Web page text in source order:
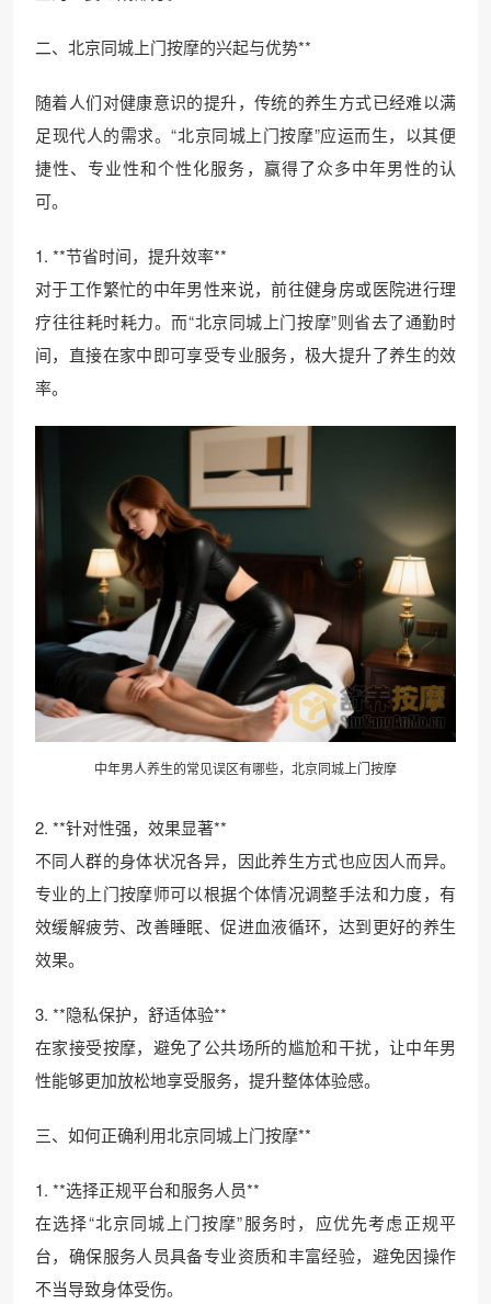
二、北京同城上门按摩的兴起与优势**
随着人们对健康意识的提升，传统的养生方式已经难以满
足现代人的需求。“北京同城上门按摩”应运而生，以其便
捷性、专业性和个性化服务，赢得了众多中年男性的认
可。
1. **节省时间，提升效率**
对于工作繁忙的中年男性来说，前往健身房或医院进行理
疗往往耗时耗力。而“北京同城上门按摩”则省去了通勤时
间，直接在家中即可享受专业服务，极大提升了养生的效
率。
中年男人养生的常见误区有哪些，北京同城上门按摩
2. **针对性强，效果显著**
不同人群的身体状况各异，因此养生方式也应因人而异。
专业的上门按摩师可以根据个体情况调整手法和力度，有
效缓解疲劳、改善睡眠、促进血液循环，达到更好的养生
效果。
3. **隐私保护，舒适体验**
在家接受按摩，避免了公共场所的尴尬和干扰，让中年男
性能够更加放松地享受服务，提升整体体验感。
三、如何正确利用北京同城上门按摩**
1. **选择正规平台和服务人员**
在选择“北京同城上门按摩”服务时，应优先考虑正规平
台，确保服务人员具备专业资质和丰富经验，避免因操作
不当导致身体受伤。